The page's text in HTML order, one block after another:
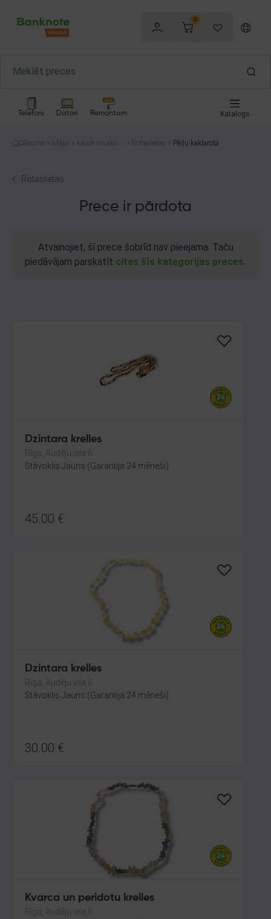
0
Telefoni Datori Remontam Katalogs
Sākums Mājai
Mode un akses
Rotaslietas Pērļu kaklarota
Rotaslietas
Prece ir pārdota
Atvainojiet, šī prece šobrīd nav pieejama. Taču
piedāvājam parskatīt citas šīs kategorijas preces.
Dzintara krelles
Rīga, Audēju iela 6
Stāvoklis Jauns (Garantija 24 mēneši)
45.00 €
Dzintara krelles
Rīga, Audēju iela 6
Stāvoklis Jauns (Garantija 24 mēneši)
30.00 €
Kvarca un peridotu krelles
Rīga, Audēju iela 6